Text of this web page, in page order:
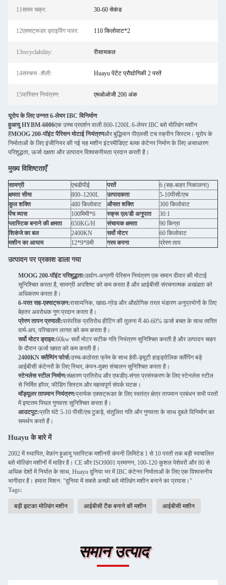
11समय चक्र: 30-60 सेकंड
12एक्सट्रूडर ड्राइविंग पावर: 110 किलोवाट*2
13recyclability: रीसायकल
14संरचना -शैली: Huayu पेटेंट प्रौद्योगिकी 2 परतें
15पारिसन नियंत्रण: एमओओजी 200 अंक
यूरोप के लिए उन्नत 6-लेयर IBC विनिर्माण
हुआयु HYBM-6006एक उच्च प्रदर्शन वाली 800-1200L 6-लेयर IBC ब्लो मोल्डिंग मशीन
हैMOOG 200-पॉइंट पैरिसन मोटाई नियंत्रणऔर बुद्धिमान पीएलसी टच स्क्रीन सिस्टम। यूरोप के
निर्माताओं के लिए इंजीनियर की गई यह मशीन इंटरमीडिएट बल्क कंटेनर निर्माण के लिए असाधारण
परिशुद्धता, ऊर्जा दक्षता और उत्पादन विश्वसनीयता प्रदान करती है।
मुख्य विशिष्टताएँ
सामग्री एचडीपीई परतें
6 (सह-बाहर निकालना)
क्षमता सीमा
800–1200L उत्पादकता
5-10पीसी/एच
कुल शक्ति
480 किलोवाट औसत शक्ति
300 किलोवाट
पेंच व्यास
100मिमी*6 स्क्रू एल/डी अनुपात
30:1
प्लास्टिक बनाने की क्षमता
650KG/H संचायक क्षमता
90 किग्रा
शिकंजे का बल
2400KN सर्वो मोटर
60 किलोवाट
मशीन का आयाम
12*9*8मी गरम करना प्रेरण ताप
उत्पादन पर प्रकाश डाला गया
MOOG 200-पॉइंट परिशुद्धता:उद्योग-अग्रणी पेरिसन नियंत्रण एक समान दीवार की मोटाई
सुनिश्चित करता है, सामग्री अपशिष्ट को कम करता है और आईबीसी संरचनात्मक अखंडता को
अधिकतम करता है।
6-परत सह-एक्सट्रूज़न:रासायनिक, खाद्य-ग्रेड और औद्योगिक तरल भंडारण अनुप्रयोगों के लिए
बेहतर अवरोधक गुण प्रदान करता है।
प्रेरण तापन प्रणाली:पारंपरिक प्रतिरोध हीटिंग की तुलना में 40-60% ऊर्जा बचत के साथ त्वरित
वार्म-अप, परिचालन लागत को कम करता है।
सर्वो मोटर ड्राइव:60kw सर्वो मोटर सटीक गति नियंत्रण सुनिश्चित करती है और उत्पादन चक्र
के दौरान ऊर्जा खपत को कम करती है।
2400KN क्लैम्पिंग फोर्स:उच्च-कठोरता फ्रेम के साथ हेवी-ड्यूटी हाइड्रोलिक क्लैंपिंग बड़े
आईबीसी कंटेनरों के लिए स्थिर, कंपन-मुक्त संचालन सुनिश्चित करता है।
स्टेनलेस स्टील निर्माण:संक्षारण प्रतिरोध और एफडीए-संगत प्रसंस्करण के लिए स्टेनलेस स्टील
से निर्मित हॉपर, फीडिंग सिस्टम और महत्वपूर्ण संपर्क घटक।
मॉड्यूलर तापमान नियंत्रण:प्रत्येक एक्सट्रूडर के लिए स्वतंत्र क्षेत्र तापमान प्रबंधन सभी परतों
में इष्टतम पिघल गुणवत्ता सुनिश्चित करता है।
आउटपुट:प्रति घंटे 5-10 पीसी/एच टुकड़े, संतुलित गति और गुणवत्ता के साथ दुबले विनिर्माण का
समर्थन करते हैं।
Huayu के बारे में
2002 में स्थापित, वेफ़ांग हुआयु प्लास्टिक मशीनरी कंपनी लिमिटेड 1 से 10 परतों तक बड़ी स्वचालित
ब्लो मोल्डिंग मशीनों में माहिर है। CE और ISO9001 प्रमाणन, 100-120 कुशल पेशेवरों और 80 से
अधिक देशों में निर्यात के साथ, Huayu दुनिया भर में IBC कंटेनर निर्माताओं के लिए एक विश्वसनीय
भागीदार है। हमारा मिशन: "दुनिया में सबसे अच्छी ब्लो मोल्डिंग मशीन बनाने का प्रयास।"
Tags:
बड़ी झटका मोल्डिंग मशीन आईबीसी टैंक बनाने की मशीन आईबीसी मशीन
समान उत्पाद